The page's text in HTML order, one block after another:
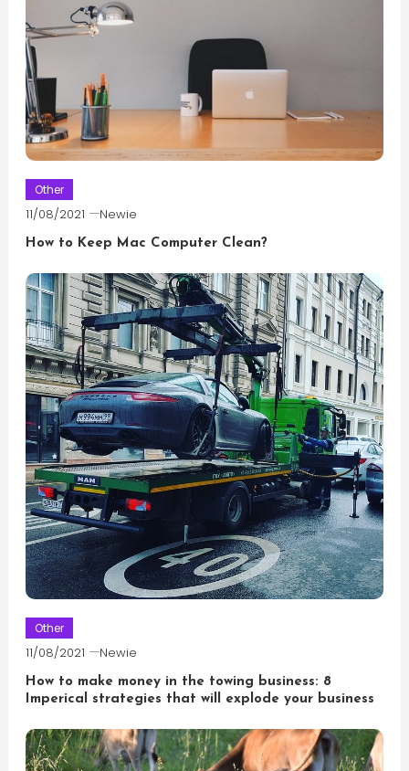
Other
11/08/2021 Newie
How to Keep Mac Computer Clean?
Other
11/08/2021 Newie
How to make money in the towing business: 8
Imperical strategies that will explode your business